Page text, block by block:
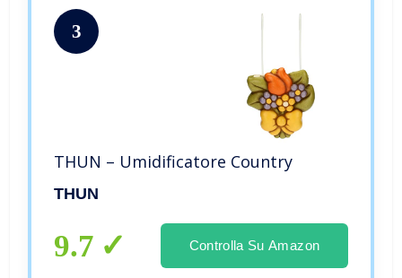
3
THUN – Umidificatore Country
THUN
9.7 Controlla Su Amazon